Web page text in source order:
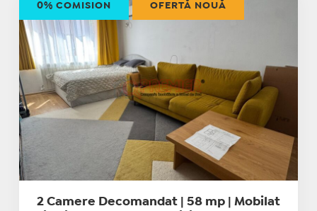
2 Camere Decomandat | 58 mp | Mobilat
0% COMISION OFERTĂ NOUĂ